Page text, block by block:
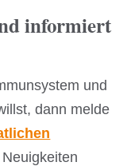
informiert
und
dann melde